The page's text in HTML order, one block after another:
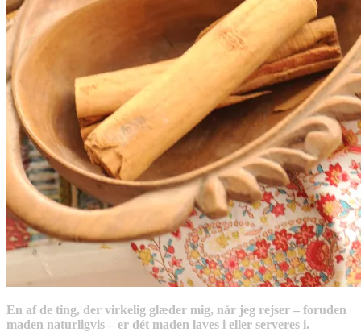
En af de ting, der virkelig glæder mig, når jeg rejser – foruden
maden naturligvis – er dét maden laves i eller serveres i.